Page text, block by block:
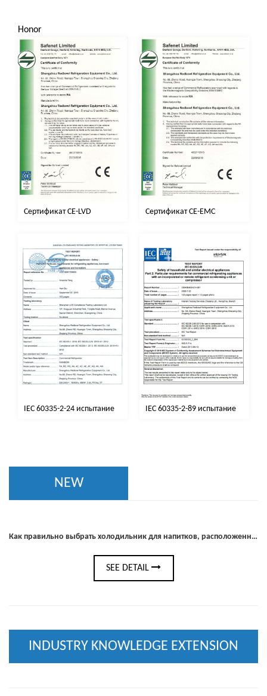
Honor
Сертификат CE-LVD Сертификат CE-EMC
IEC 60335-2-24 испытание IEC 60335-2-89 испытание
NEW
Как правильно выбрать холодильник для напитков, расположенный под прилавком, для вашего бара или кухни
SEE DETAIL
INDUSTRY KNOWLEDGE EXTENSION